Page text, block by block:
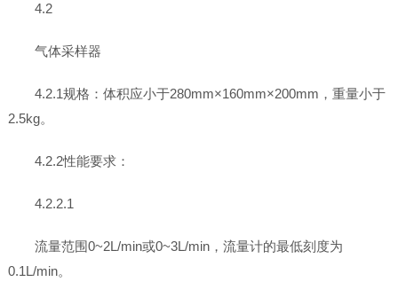
4.2
气体采样器
4.2.1规格：体积应小于280mm×160mm×200mm，重量小于
2.5kg。
4.2.2性能要求：
4.2.2.1
流量范围0~2L/min或0~3L/min，流量计的最低刻度为
0.1L/min。